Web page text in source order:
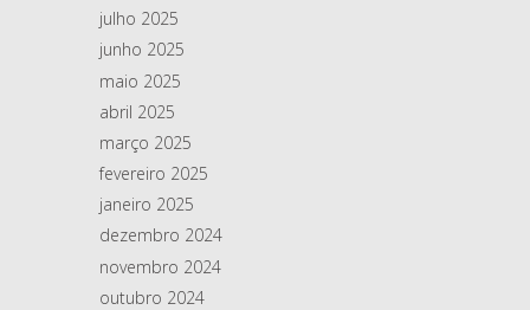
julho 2025
junho 2025
maio 2025
abril 2025
março 2025
fevereiro 2025
janeiro 2025
dezembro 2024
novembro 2024
outubro 2024